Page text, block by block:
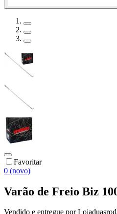
Favoritar
0 (novo)
Varão de Freio Biz
Vendido e entregue por